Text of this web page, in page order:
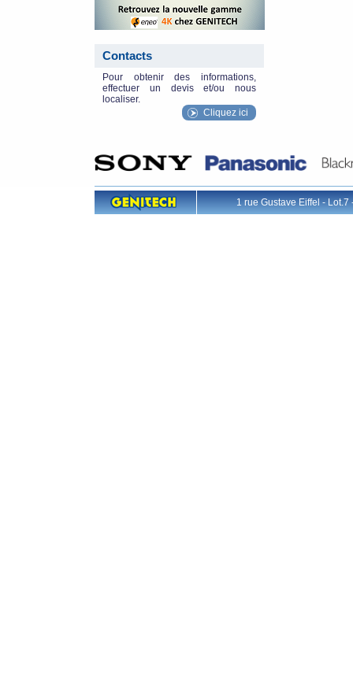
Contacts
Pour obtenir des informations,
effectuer un devis et/ou nous
localiser.
Cliquez ici
1 rue Gustave Eiffel -